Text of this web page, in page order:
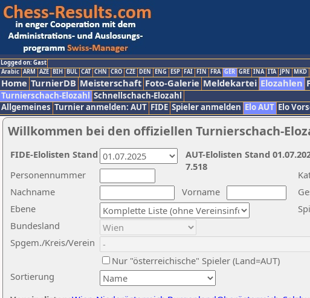
Logged on: Gast
Arabic ARM AZE BIH BUL CAT CHN CRO CZE DEN ENG ESP FAI FIN FRA GER GRE INA ITA JPN MKD
Home TurnierDB Meisterschaft Foto-Galerie Meldekartei Elozahlen
Turnierschach-Elozahl Schnellschach-Elozahl
Allgemeines Turnier anmelden: AUT FIDE Spieler anmelden Elo AUT Elo
Willkommen bei den offiziellen Turnierschach-
Nachname
Vorname
Ebene
Sortierung
Personennummer
Bundesland
Spgem./Kreis/Verein
Nur "österreichische" Spieler (Land=AUT)
AUT-Elolisten Stand
7.518
FIDE-Elolisten Stand